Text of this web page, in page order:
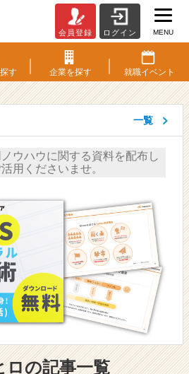
会員登録 ログイン MENU
探す 企業を探す 就職イベント
一覧
ウハウに関する資料を配布し
用くださいませ。
ロの記事一覧